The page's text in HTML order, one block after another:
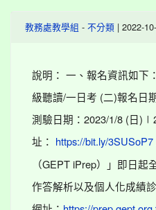
教務處教學組 - 不分類 | 2022-
說明： 一、報名資訊如
級聽讀/一日考 (二)報名日
測驗日期：2023/1/8 (日
址：
https://bit.ly/3SUSoP7
（GEPT iPrep）」即日起
作答解析以及個人化成績